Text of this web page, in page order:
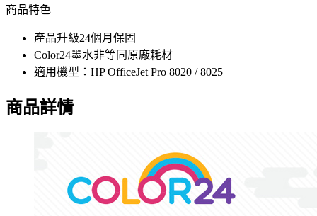
商品特色
產品升級24個月保固
Color24墨水非等同原廠耗材
適用機型：HP OfficeJet Pro 8020 / 8025
商品詳情